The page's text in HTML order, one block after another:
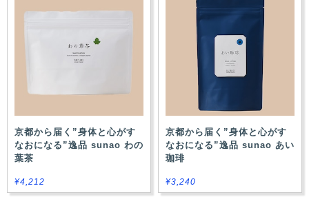
京都から届く”身体と心がす
なおになる”逸品 sunao わの
葉茶
¥4,212
京都から届く”身体と心がす
なおになる”逸品 sunao あい
珈琲
¥3,240